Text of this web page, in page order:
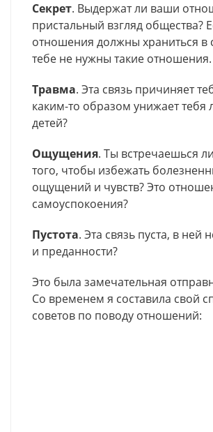
Секрет. Выдержат ли ваши
пристальный взгляд общества?
отношения должны храниться в
тебе не нужны такие отношения.
Травма. Эта связь причиняет
каким-то образом унижает тебя
детей?
Ощущения. Ты встречаешься
того, чтобы избежать
ощущений и чувств? Это
самоуспокоения?
Пустота. Эта связь пуста, в ней
и преданности?
Это была замечательная
Со временем я составила свой
советов по поводу отношений: